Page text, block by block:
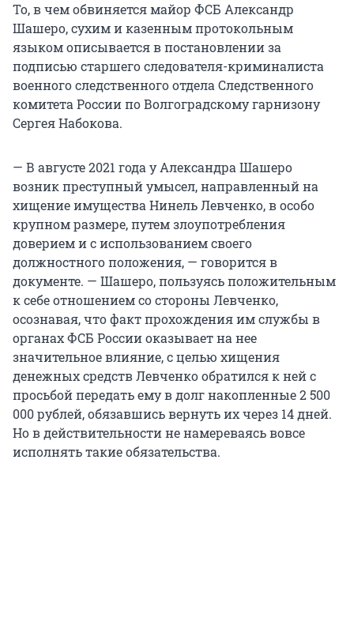
То, в чем обвиняется майор ФСБ Александр
Шашеро, сухим и казенным протокольным
языком описывается в постановлении за
подписью старшего следователя-криминалиста
военного следственного отдела Следственного
комитета России по Волгоградскому гарнизону
Сергея Набокова.
— В августе 2021 года у Александра Шашеро
возник преступный умысел, направленный на
хищение имущества Нинель Левченко, в особо
крупном размере, путем злоупотребления
доверием и с использованием своего
должностного положения, — говорится в
документе. — Шашеро, пользуясь положительным
к себе отношением со стороны Левченко,
осознавая, что факт прохождения им службы в
органах ФСБ России оказывает на нее
значительное влияние, с целью хищения
денежных средств Левченко обратился к ней с
просьбой передать ему в долг накопленные 2 500
000 рублей, обязавшись вернуть их через 14 дней.
Но в действительности не намереваясь вовсе
исполнять такие обязательства.